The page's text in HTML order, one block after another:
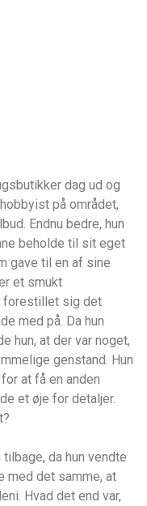
dag ud og
på området,
Endnu bedre, hun
beholde til sit eget
gave til en af sine
et smukt
forestillet sig det
med på. Da hun
hun, at der var noget,
genstand. Hun
at få en anden
et øje for detaljer.
da hun vendte
med det samme, at
Hvad det end var,